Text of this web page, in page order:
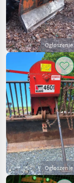
Ogłoszenie
Ogłoszenie